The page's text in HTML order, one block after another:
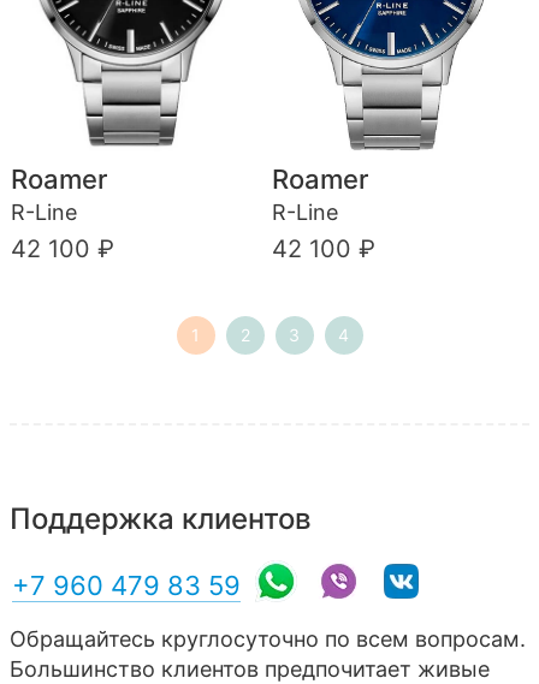
Roamer
R-Line
42 100 ₽
Roamer
R-Line
42 100 ₽
1 2 3 4
Поддержка клиентов
+7 960 479 83 59
Обращайтесь круглосуточно по всем вопросам.
Большинство клиентов предпочитает живые